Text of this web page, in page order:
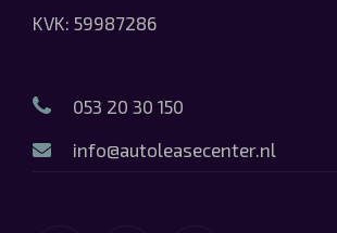
KVK: 59987286
053 20 30 150
info@autoleasecenter.nl